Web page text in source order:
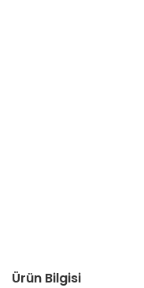
Ürün Bilgisi